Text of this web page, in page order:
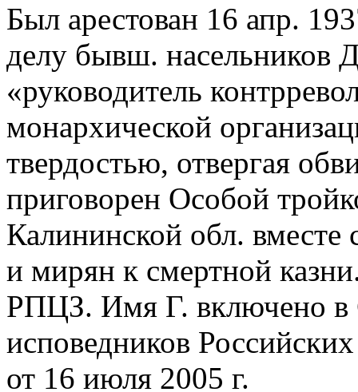
Был арестован 16 апр.
делу бывш. насельников
«руководитель
монархической
твердостью, отвергая
приговорен Особой
Калининской обл. вместе
и мирян к смертной
РПЦЗ. Имя Г. включено в
исповедников
от 16 июля 2005 г.